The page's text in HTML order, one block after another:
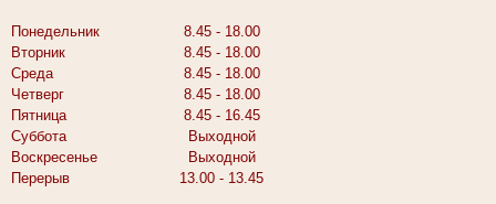
Понедельник
8.45 - 18.00
Вторник
8.45 - 18.00
Среда
8.45 - 18.00
Четверг
8.45 - 18.00
Пятница
8.45 - 16.45
Суббота
Выходной
Воскресенье
Выходной
Перерыв
13.00 - 13.45